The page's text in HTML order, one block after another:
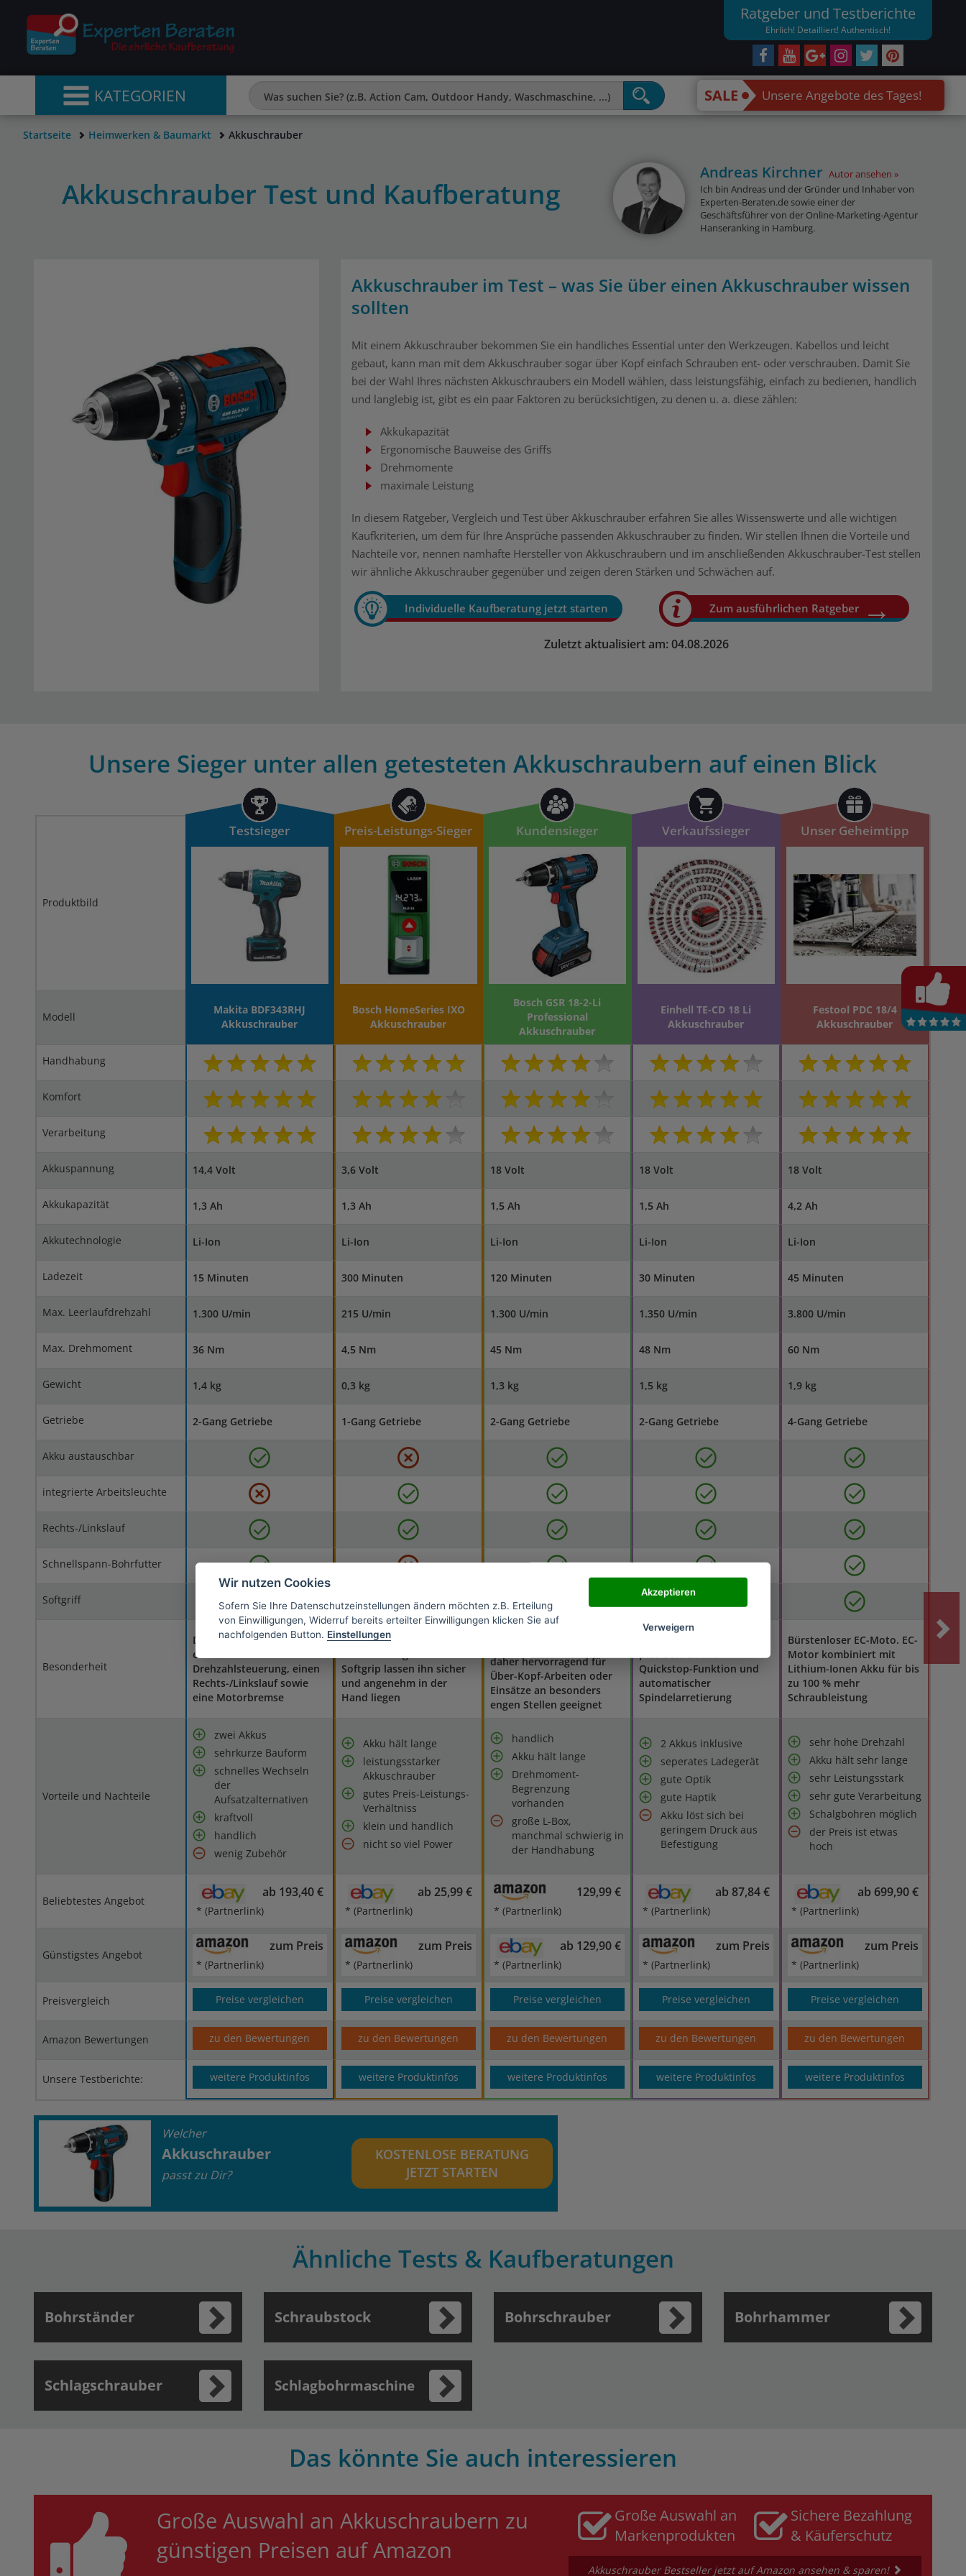
Ratgeber und Testberichte
Ehrlich! Detailliert! Authentisch!
KATEGORIEN SALE Unsere Angebote des Tages!
Startseite Heimwerken & Baumarkt Akkuschrauber
Akkuschrauber Test und Kaufberatung
Andreas Kirchner Autor ansehen
Ich bin Andreas und der Gründer und Inhaber von
Experten-Beraten.de sowie einer der
Geschäftsführer von der Online-Marketing-Agentur
Hanseranking in Hamburg.
Akkuschrauber im Test – was Sie über einen Akkuschrauber wissen
sollten
Mit einem Akkuschrauber bekommen Sie ein handliches Essential unter den Werkzeugen. Kabellos und leicht
gebaut, kann man mit dem Akkuschrauber sogar über Kopf einfach Schrauben ent- oder verschrauben. Damit Sie
bei der Wahl Ihres nächsten Akkuschraubers ein Modell wählen, dass leistungsfähig, einfach zu bedienen, handlich
und langlebig ist, gibt es ein paar Faktoren zu berücksichtigen, zu denen u. a. diese zählen:
Akkukapazität
Ergonomische Bauweise des Griffs
Drehmomente
maximale Leistung
In diesem Ratgeber, Vergleich und Test über Akkuschrauber erfahren Sie alles Wissenswerte und alle wichtigen
Kaufkriterien, um dem für Ihre Ansprüche passenden Akkuschrauber zu finden. Wir stellen Ihnen die Vorteile und
Nachteile vor, nennen namhafte Hersteller von Akkuschraubern und im anschließenden Akkuschrauber-Test stellen
wir ähnliche Akkuschrauber gegenüber und zeigen deren Stärken und Schwächen auf.
Individuelle Kaufberatung jetzt starten Zum ausführlichen Ratgeber
Zuletzt aktualisiert am: 04.08.2026
Unsere Sieger unter allen getesteten Akkuschraubern auf einen Blick
Produktbild
Testsieger Preis-Leistungs-Sieger Kundensieger Verkaufssieger Unser Geheimtipp
Modell
Makita BDF343RHJ
Akkuschrauber
Bosch HomeSeries IXO
Akkuschrauber
Bosch GSR 18-2-Li
Professional
Akkuschrauber
Einhell TE-CD 18 Li
Akkuschrauber
Festool PDC 18/4
Akkuschrauber
Handhabung
Komfort
Verarbeitung
Akkuspannung 14,4 Volt 3,6 Volt 18 Volt 18 Volt 18 Volt
Akkukapazität 1,3 Ah 1,3 Ah 1,5 Ah 1,5 Ah 4,2 Ah
Akkutechnologie Li-Ion Li-Ion Li-Ion Li-Ion Li-Ion
Ladezeit 15 Minuten 300 Minuten 120 Minuten 30 Minuten 45 Minuten
Max. Leerlaufdrehzahl 1.300 U/min 215 U/min 1.300 U/min 1.350 U/min 3.800 U/min
Max. Drehmoment 36 Nm 4,5 Nm 45 Nm 48 Nm 60 Nm
Gewicht 1,4 kg 0,3 kg 1,3 kg 1,5 kg 1,9 kg
Getriebe 2-Gang Getriebe 1-Gang Getriebe 2-Gang Getriebe 2-Gang Getriebe 4-Gang Getriebe
Akku austauschbar
integrierte Arbeitsleuchte
Rechts-/Linkslauf
Schnellspann-Bohrfutter
Softgriff
Besonderheit
Dieser Akkuschrauber hat
eine stufenlose
Drehzahlsteuerung, einen
Rechts-/Linkslauf sowie
eine Motorbremse
Das ergonomische Design
Softgrip lassen ihn sicher
und angenehm in der
Hand liegen
daher hervorragend für
Über-Kopf-Arbeiten oder
Einsätze an besonders
engen Stellen geeignet
plus Bohren mit
Quickstop-Funktion und
automatischer
Spindelarretierung
Bürstenloser EC-Moto. EC-
Motor kombiniert mit
Lithium-Ionen Akku für bis
zu 100 % mehr
Schraubleistung
Vorteile und Nachteile
zwei Akkus
sehrkurze Bauform
schnelles Wechseln
der
Aufsatzalternativen
kraftvoll
handlich
wenig Zubehör
Akku hält lange
leistungsstarker
Akkuschrauber
gutes Preis-Leistungs-
Verhältniss
klein und handlich
nicht so viel Power
handlich
Akku hält lange
Drehmoment-
Begrenzung
vorhanden
große L-Box,
manchmal schwierig in
der Handhabung
2 Akkus inklusive
seperates Ladegerät
gute Optik
gute Haptik
Akku löst sich bei
geringem Druck aus
Befestigung
sehr hohe Drehzahl
Akku hält sehr lange
sehr Leistungsstark
sehr gute Verarbeitung
Schalgbohren möglich
der Preis ist etwas
hoch
Beliebtestes Angebot
ab 193,40 €
* (Partnerlink)
ab 25,99 €
* (Partnerlink)
129,99 €
* (Partnerlink)
ab 87,84 €
* (Partnerlink)
ab 699,90 €
* (Partnerlink)
Günstigstes Angebot
zum Preis
* (Partnerlink)
zum Preis
* (Partnerlink)
ab 129,90 €
* (Partnerlink)
zum Preis
* (Partnerlink)
zum Preis
* (Partnerlink)
Preisvergleich Preise vergleichen Preise vergleichen Preise vergleichen Preise vergleichen Preise vergleichen
Amazon Bewertungen zu den Bewertungen zu den Bewertungen zu den Bewertungen zu den Bewertungen zu den Bewertungen
Unsere Testberichte: weitere Produktinfos weitere Produktinfos weitere Produktinfos weitere Produktinfos weitere Produktinfos
Welcher
Akkuschrauber
passt zu Dir?
KOSTENLOSE BERATUNG
JETZT STARTEN
Ähnliche Tests & Kaufberatungen
Bohrständer Schraubstock Bohrschrauber Bohrhammer
Schlagschrauber Schlagbohrmaschine
Das könnte Sie auch interessieren
Große Auswahl an Akkuschraubern zu
günstigen Preisen auf Amazon
Große Auswahl an
Markenprodukten
Sichere Bezahlung
& Käuferschutz
Akkuschrauber Bestseller jetzt auf Amazon ansehen & sparen!
Wir nutzen Cookies
Sofern Sie Ihre Datenschutzeinstellungen ändern möchten z.B. Erteilung
von Einwilligungen, Widerruf bereits erteilter Einwilligungen klicken Sie auf
nachfolgenden Button. Einstellungen
Akzeptieren
Verweigern